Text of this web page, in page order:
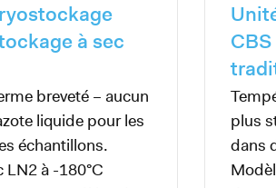
à sec
breveté – aucun
liquide pour les
échantillons.
LN2 à -180°C
plus
dans